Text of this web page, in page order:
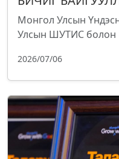
Монгол Улсын
Улсын ШУТИС болон
2026/07/06